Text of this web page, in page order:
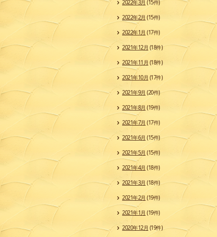
2022年3月 (15件)
2022年2月 (15件)
2022年1月 (17件)
2021年12月 (18件)
2021年11月 (18件)
2021年10月 (17件)
2021年9月 (20件)
2021年8月 (19件)
2021年7月 (17件)
2021年6月 (15件)
2021年5月 (15件)
2021年4月 (18件)
2021年3月 (18件)
2021年2月 (19件)
2021年1月 (19件)
2020年12月 (19件)